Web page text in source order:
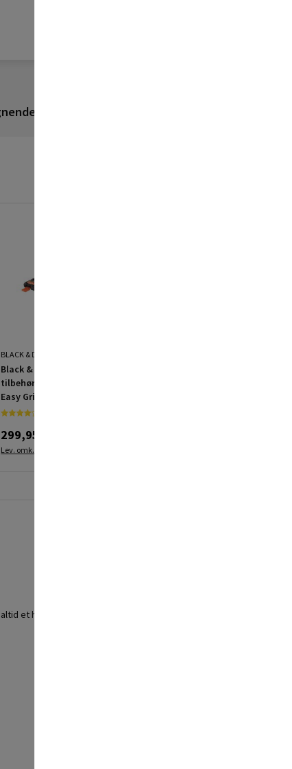
produkter
BLACK & DECKER
Black & Decker
tilbehørssæt 104 dele
Easy Grip Case
299,95 kr.
Lev. omk. tillægges
et højt præcisionsniveau ved boring i metal, træ og plastik